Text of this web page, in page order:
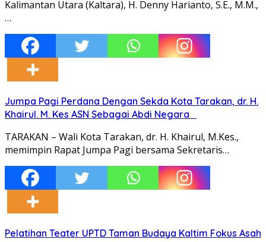
Kalimantan Utara (Kaltara), H. Denny Harianto, S.E., M.M.,
…
Jumpa Pagi Perdana Dengan Sekda Kota Tarakan, dr. H.
Khairul. M. Kes ASN Sebagai Abdi Negara
TARAKAN – Wali Kota Tarakan, dr. H. Khairul, M.Kes.,
memimpin Rapat Jumpa Pagi bersama Sekretaris…
Pelatihan Teater UPTD Taman Budaya Kaltim Fokus Asah